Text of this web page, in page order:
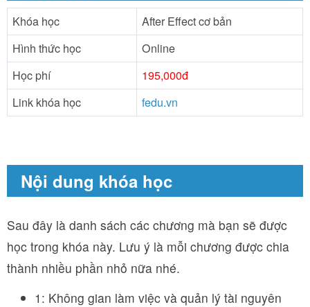
Khóa học
After Effect cơ bản
Hình thức học
Online
Học phí
195,000đ
Link khóa học
fedu.vn
Nội dung khóa học
Sau đây là danh sách các chương mà bạn sẽ được
học trong khóa này. Lưu ý là mỗi chương được chia
thành nhiều phần nhỏ nữa nhé.
1: Không gian làm việc và quản lý tài nguyên